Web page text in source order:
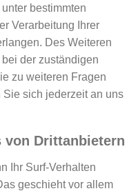
bestimmten
Verarbeitung Ihrer
Des Weiteren
der zuständigen
zu weiteren Fragen
sich jederzeit an uns
von Dritt­anbietern
Ihr Surf-Verhalten
geschieht vor allem